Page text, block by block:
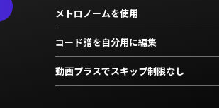
メトロノームを使用
コード譜を自分用に編集
動画プラスでスキップ制限なし